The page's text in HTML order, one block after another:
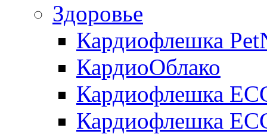
Здоровье
Кардиофлешка
КардиоОблако
Кардиофлешка
Кардиофлешка